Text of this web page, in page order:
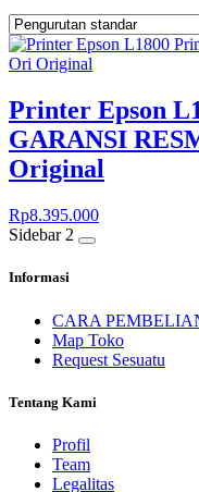
Printer Epson
GARANSI
Original
Rp8.395.000
Sidebar 2
Informasi
CARA
Map Toko
Request Sesuatu
Tentang Kami
Profil
Team
Legalitas